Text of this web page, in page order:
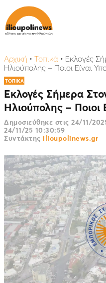
Αρχική • Τοπικά • Εκλογές
Ηλιούπολης – Ποιοι Είναι
ΤΟΠΙΚΑ
Εκλογές Σήμερα
Ηλιούπολης – Ποιοι
Δημοσιεύθηκε στις 24/11/
24/11/25 10:30:59
Συντάκτης ilioupolinews.gr